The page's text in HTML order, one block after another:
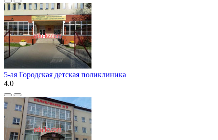
5-ая Городская детская поликлиника
4.0